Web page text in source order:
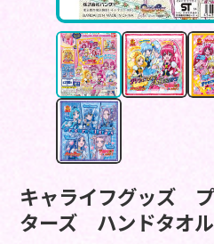
キャライフグッズ
ターズ ハンドタオル